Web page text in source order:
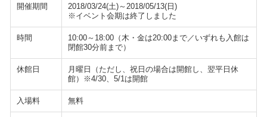
開催期間
2018/03/24(土)～2018/05/13(日)
※イベント会期は終了しました
時間
10:00～18:00（木・金は20:00まで／いずれも入館は
閉館30分前まで）
休館日
月曜日（ただし、祝日の場合は開館し、翌平日休
館）※4/30、5/1は開館
入場料 無料